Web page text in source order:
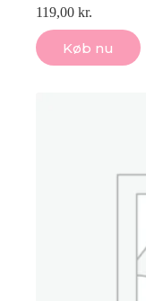
119,00 kr.
Køb nu